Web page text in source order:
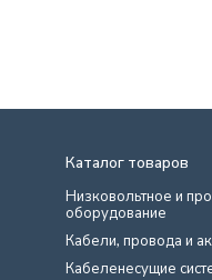
Каталог товаров
Низковольтное и
оборудование
Кабели, провода и
Кабеленесущие